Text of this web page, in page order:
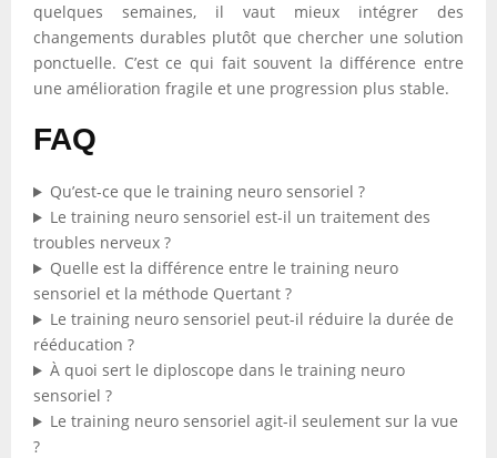
quelques semaines, il vaut mieux intégrer des
changements durables plutôt que chercher une solution
ponctuelle. C’est ce qui fait souvent la différence entre
une amélioration fragile et une progression plus stable.
FAQ
Qu’est-ce que le training neuro sensoriel ?
Le training neuro sensoriel est-il un traitement des
troubles nerveux ?
Quelle est la différence entre le training neuro
sensoriel et la méthode Quertant ?
Le training neuro sensoriel peut-il réduire la durée de
rééducation ?
À quoi sert le diploscope dans le training neuro
sensoriel ?
Le training neuro sensoriel agit-il seulement sur la vue
?